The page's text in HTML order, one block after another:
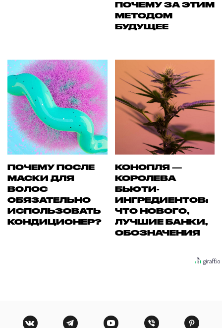
ПОЧЕМУ ЗА ЭТИМ
МЕТОДОМ
БУДУЩЕЕ
ПОЧЕМУ ПОСЛЕ
МАСКИ ДЛЯ
ВОЛОС
ОБЯЗАТЕЛЬНО
ИСПОЛЬЗОВАТЬ
КОНДИЦИОНЕР?
КОНОПЛЯ —
КОРОЛЕВА
БЬЮТИ-
ИНГРЕДИЕНТОВ:
ЧТО НОВОГО,
ЛУЧШИЕ БАНКИ,
ОБОЗНАЧЕНИЯ